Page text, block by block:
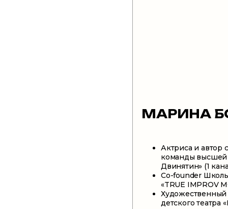
МАРИНА
Актриса и автор
команды
Двинятин» (1
Co-founder
«TRUE IMPROV
Художественный
детского театра